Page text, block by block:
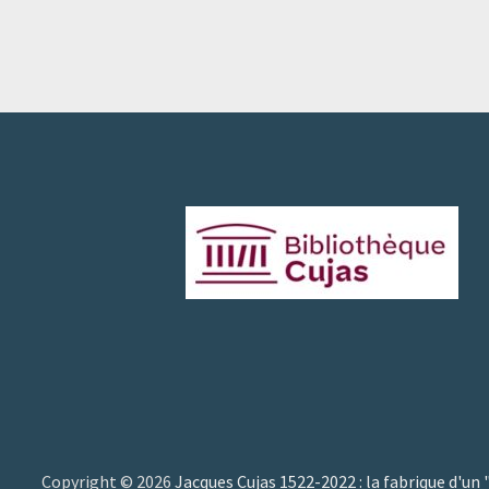
Copyright © 2026Jacques Cujas 1522-2022 : la fabrique